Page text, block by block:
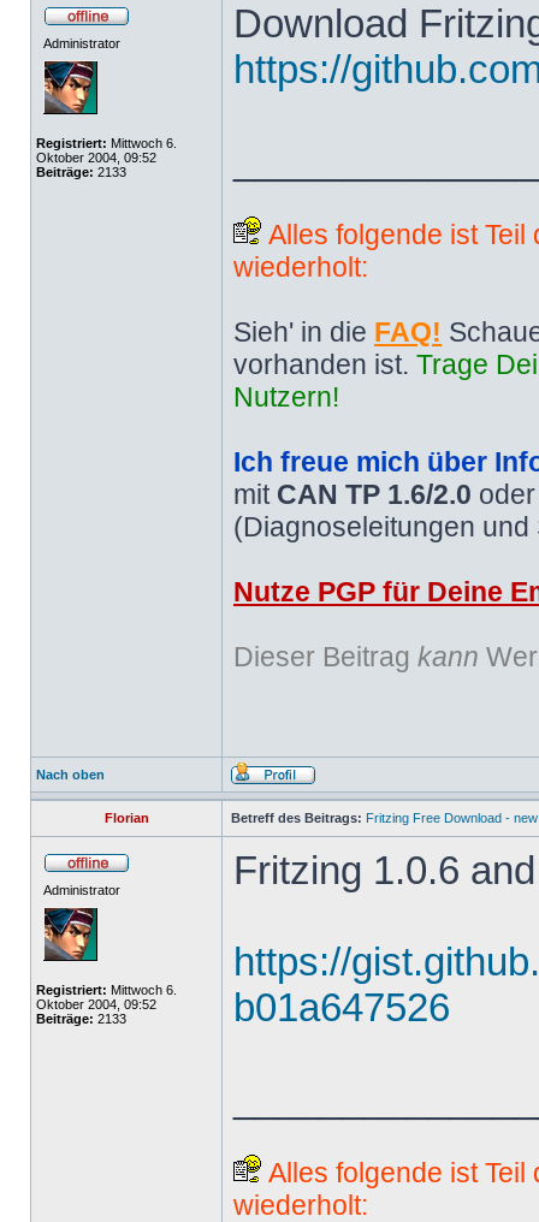
Administrator
Registriert: Mittwoch 6.
Oktober 2004, 09:52
Beiträge: 2133
Download
https://
Alles folgende ist
wiederholt:
Sieh' in die FAQ!
vorhanden ist. Trage
Nutzern!
Ich freue mich über
mit CAN TP 1.6/2.0
(Diagnoseleitungen
Nutze PGP für Deine
Dieser Beitrag kann
Nach oben
Florian Betreff des Beitrags: Fritzing Free Download -
Administrator
Registriert: Mittwoch 6.
Oktober 2004, 09:52
Beiträge: 2133
Fritzing 1.0.6
https://
b01a647526
Alles folgende ist
wiederholt: